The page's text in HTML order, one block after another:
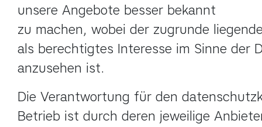
unsere Angebote besser bekannt
zu machen, wobei der zugrunde
als berechtigtes Interesse im Sinne der
anzusehen ist.
Die Verantwortung für den
Betrieb ist durch deren jeweilige